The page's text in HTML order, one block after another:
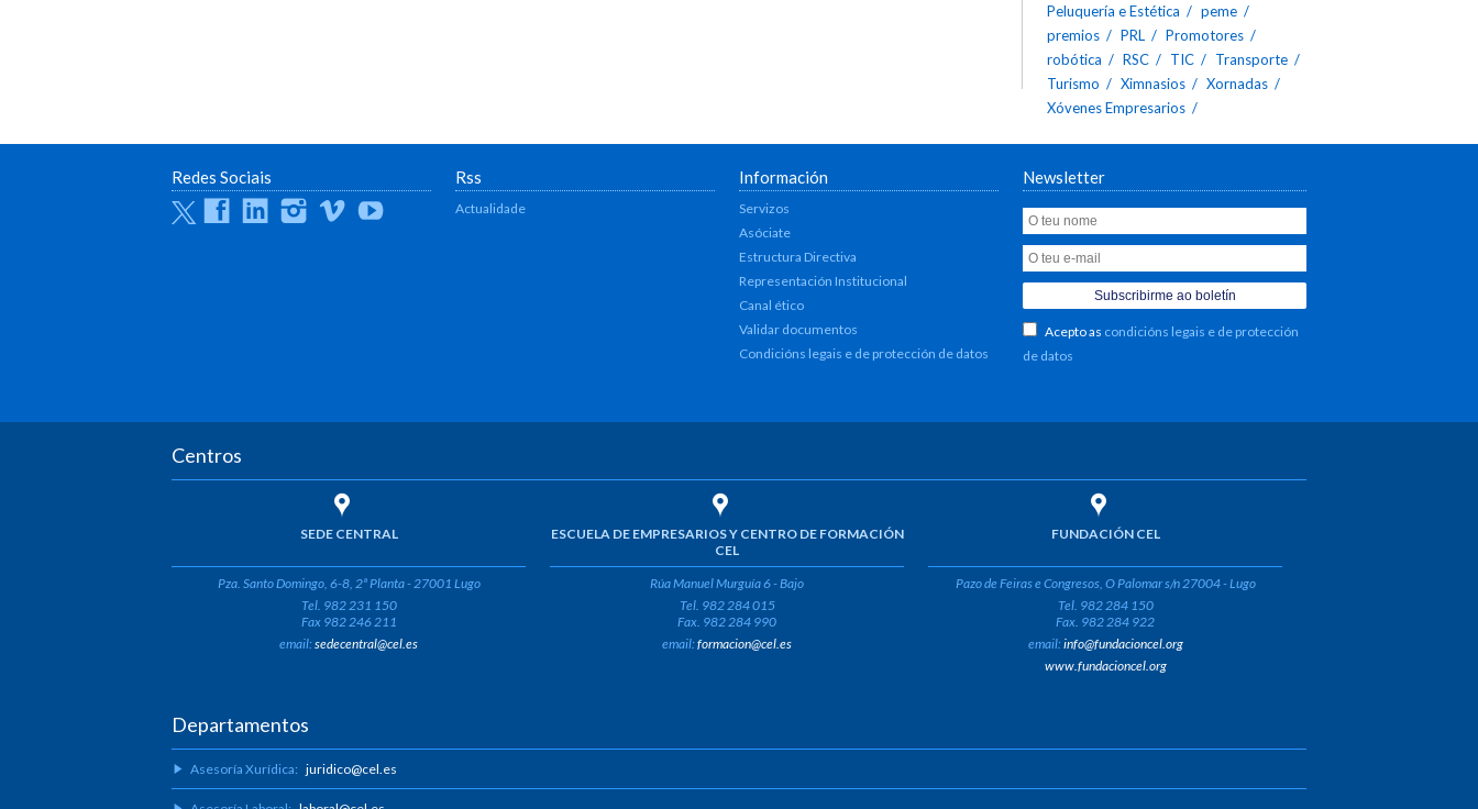
Peluquería e Estética
peme
premios
PRL
Promotores
robótica
RSC TIC
Transporte
Turismo
Ximnasios
Xornadas
Xóvenes Empresarios
Redes Sociais
TwitterFacebookLinkedinInstagram
Vimeo Youtube
Rss
Actualidade
Información
Servizos
Asóciate
Estructura Directiva
Representación Institucional
Canal ético
Validar documentos
Condicións legais e de protección de datos
Newsletter
Acepto as condicións legais e de protección
de datos
Centros
SEDE CENTRAL
Pza. Santo Domingo, 6-8, 2ª Planta - 27001 Lugo
Tel. 982 231 150
Fax 982 246 211
email:sedecentral@cel.es
ESCUELA DE EMPRESARIOS Y CENTRO DE FORMACIÓN
CEL
Rúa Manuel Murguía 6 - Bajo
Tel. 982 284 015
Fax. 982 284 990
email:formacion@cel.es
FUNDACIÓN CEL
Pazo de Feiras e Congresos, O Palomar s/n 27004 - Lugo
Tel. 982 284 150
Fax. 982 284 922
email:info@fundacioncel.org
www.fundacioncel.org
Departamentos
Asesoría Xurídica: juridico@cel.es